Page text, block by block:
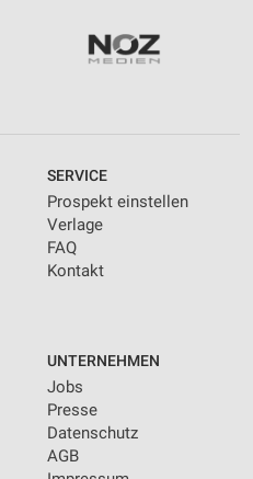
SERVICE
Prospekt einstellen
Verlage
FAQ
Kontakt
UNTERNEHMEN
Jobs
Presse
Datenschutz
AGB